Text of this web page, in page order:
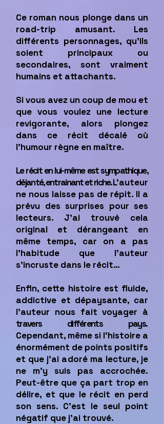
Ce roman nous plonge dans un
road-trip amusant. Les
différents personnages, qu’ils
soient principaux ou
secondaires, sont vraiment
humains et attachants.
Si vous avez un coup de mou et
que vous voulez une lecture
revigorante, alors plongez
dans ce récit décalé où
l’humour règne en maître.
Le récit en lui-même est sympathique,
déjanté, entrainant et riche.L’auteur
ne nous laisse pas de répit. Il a
prévu des surprises pour ses
lecteurs. J’ai trouvé cela
original et dérangeant en
même temps, car on a pas
l’habitude que l’auteur
s’incruste dans le récit…
Enfin, cette histoire est fluide,
addictive et dépaysante, car
l’auteur nous fait voyager à
travers différents pays.
Cependant, même si l’histoire a
énormément de points positifs
et que j’ai adoré ma lecture, je
ne m’y suis pas accrochée.
Peut-être que ça part trop en
délire, et que le récit en perd
son sens. C’est le seul point
négatif que j’ai trouvé.